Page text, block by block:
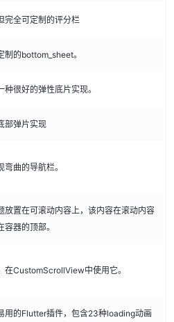
完全可定制的评分栏
制的bottom_sheet。
种很好的弹性底片实现。
部弹片实现
弯曲的导航栏。
放置在可滚动内容上，该内容在滚动内容
容器的顶部。
在CustomScrollView中使用它。
用的Flutter插件，包含23种loading动画